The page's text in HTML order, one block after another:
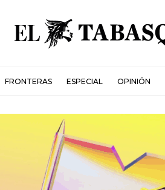
FRONTERAS ESPECIAL OPINIÓN